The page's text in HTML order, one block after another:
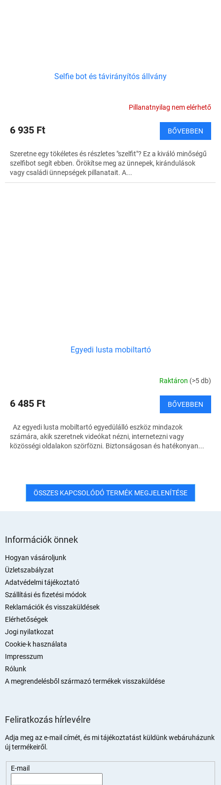
Selfie bot és távirányítós állvány
Pillanatnyilag nem elérhető
6 935 Ft BŐVEBBEN
Szeretne egy tökéletes és részletes "szelfit"? Ez a kiváló minőségű
szelfibot segít ebben. Örökítse meg az ünnepek, kirándulások
vagy családi ünnepségek pillanatait. A...
Egyedi lusta mobiltartó
Raktáron (>5 db)
6 485 Ft BŐVEBBEN
Az egyedi lusta mobiltartó egyedülálló eszköz mindazok
számára, akik szeretnek videókat nézni, internetezni vagy
közösségi oldalakon szörfözni. Biztonságosan és hatékonyan...
ÖSSZES KAPCSOLÓDÓ TERMÉK MEGJELENÍTÉSE
Információk önnek
Hogyan vásároljunk
Üzletszabályzat
Adatvédelmi tájékoztató
Szállítási és fizetési módok
Reklamációk és visszaküldések
Elérhetőségek
Jogi nyilatkozat
Cookie-k használata
Impresszum
Rólunk
A megrendelésből származó termékek visszaküldése
Feliratkozás hírlevélre
Adja meg az e-mail címét, és mi tájékoztatást küldünk webáruházunk
új termékeiről.
E-mail